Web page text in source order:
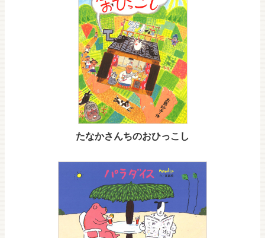
たなかさんちのおひっこし